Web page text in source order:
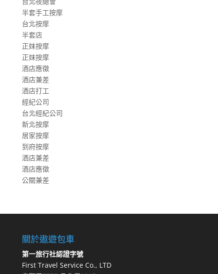
半套手工按摩
台北按摩
半套店
正妹按摩
正妹按摩
酒店應徵
酒店兼差
酒店打工
經紀公司
台北經紀公司
新北按摩
居家按摩
到府按摩
酒店兼差
酒店應徵
公關兼差
關於遨遊包車
第一旅行社認證字號
First Travel Service Co., LTD